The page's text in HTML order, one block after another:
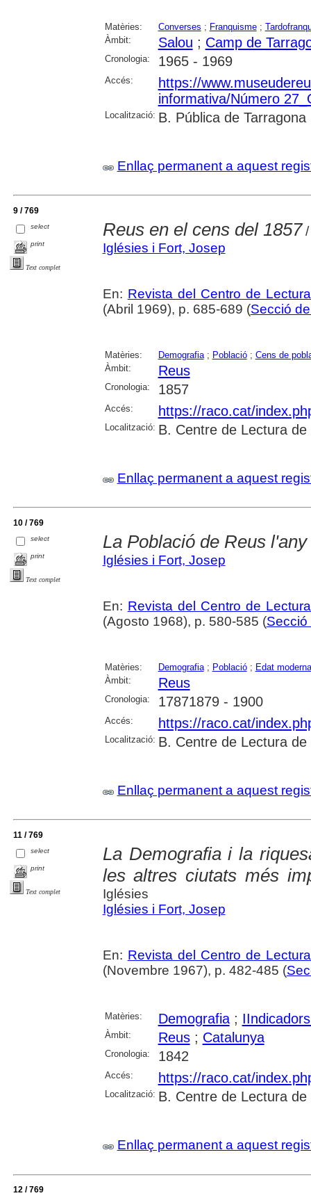
Matèries: Converses ; Franquisme;
Àmbit:
Salou ; Camp de
Cronologia: 1965 - 1969
Accés:
https://
informativa/Número
Localització: B. Pública de Tarragona
Enllaç permanent a aquest
9 / 769
select
print
Text complet
Reus en el cens del 1857
Iglésies i Fort, Josep
En: Revista del Centro de
(Abril 1969), p. 685-689 (Secció
Matèries: Demografia; Població; Cens de
Àmbit:
Reus
Cronologia: 1857
Accés: https://raco.cat/
Localització: B. Centre de Lectura de
Enllaç permanent a aquest
10 / 769
select
print
Text complet
La Població de Reus l'any
Iglésies i Fort, Josep
En: Revista del Centro de
(Agosto 1968), p. 580-585 (Secció
Matèries: Demografia; Població; Edat moderna
Àmbit:
Reus
Cronologia: 17871879 - 1900
Accés: https://raco.cat/
Localització: B. Centre de Lectura de
Enllaç permanent a aquest
11 / 769
select
print
Text complet
La Demografia i la
les altres ciutats més
Iglésies
Iglésies i Fort, Josep
En: Revista del Centro de
(Novembre 1967), p. 482-485 (
Matèries: Demografia;
Àmbit: Reus; Catalunya
Cronologia: 1842
Accés: https://raco.cat/
Localització: B. Centre de Lectura de
Enllaç permanent a aquest
12 / 769